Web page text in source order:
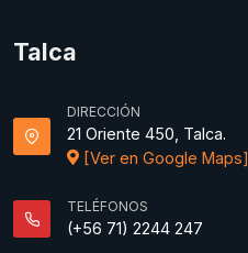
Talca
DIRECCIÓN
21 Oriente 450, Talca.
[Ver en Google Maps]
TELÉFONOS
(+56 71) 2244 247